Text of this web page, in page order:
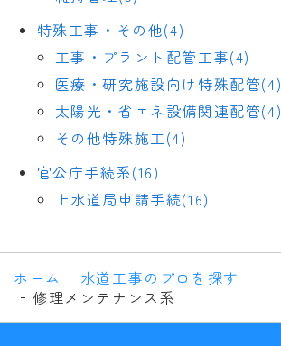
特殊工事・その他(4)
工事・プラント配管工事(4)
医療・研究施設向け特殊配管(4)
太陽光・省エネ設備関連配管(4)
その他特殊施工(4)
官公庁手続系(16)
上水道局申請手続(16)
ホーム
水道工事のプロを探す
修理メンテナンス系